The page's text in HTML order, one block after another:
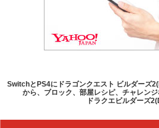
SwitchとPS4にドラゴンクエスト ビルダーズ
から、ブロック、部屋レシピ、チャレン
ドラクエビルダーズ